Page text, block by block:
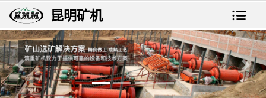
昆明矿机
上一张 下